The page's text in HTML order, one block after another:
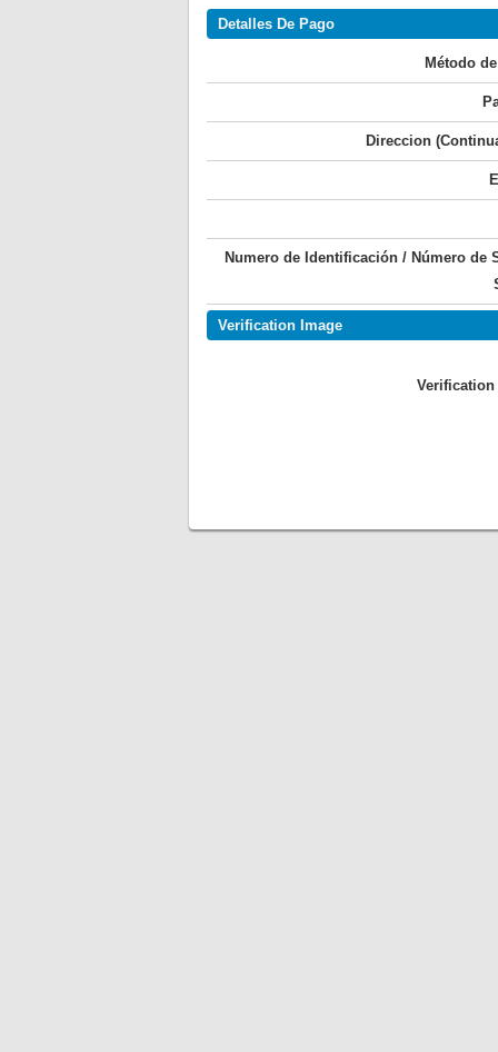
Detalles De Pago
Método
Direccion
Numero de Identificación / Número de
Verification Image
Verification